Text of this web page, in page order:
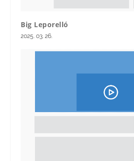
Big Leporelló
2025. 03. 26.